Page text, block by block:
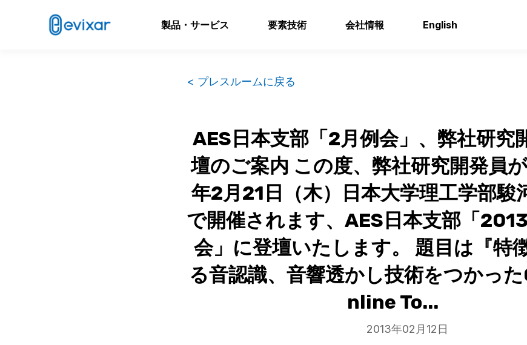
製品・サービス 要素技術 会社情報 English
< プレスルームに戻る
AES日本支部「2月例会」、弊社研究
壇のご案内 この度、弊社研究開発員
年2月21日（木）日本大学理工学部駿
で開催されます、AES日本支部「
会」に登壇いたします。 題目は『特
る音認識、音響透かし技術をつかった
nline To...
2013年02月12日